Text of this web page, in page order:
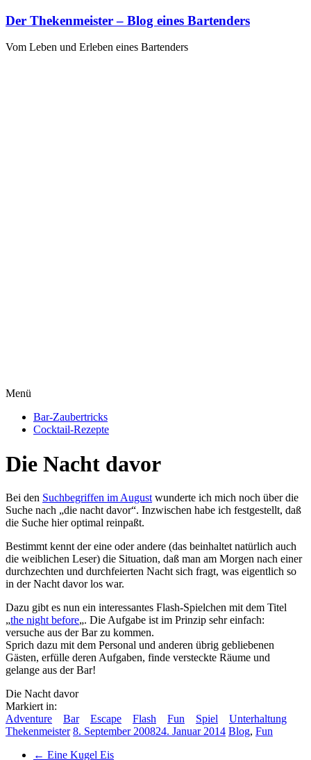
Zum
springen
Der Thekenmeister – Blog eines Bartenders
Vom Leben und Erleben eines Bartenders
Menü
Bar-Zaubertricks
Cocktail-Rezepte
Die Nacht davor
Bei den Suchbegriffen im August wunderte ich mich noch über die
Suche nach „die nacht davor“. Inzwischen habe ich festgestellt, daß
die Suche hier optimal reinpaßt.
Bestimmt kennt der eine oder andere (das beinhaltet natürlich auch
die weiblichen Leser) die Situation, daß man am Morgen nach einer
durchzechten und durchfeierten Nacht sich fragt, was eigentlich so
in der Nacht davor los war.
Dazu gibt es nun ein interessantes Flash-Spielchen mit dem Titel
„the night before„. Die Aufgabe ist im Prinzip sehr einfach:
versuche aus der Bar zu kommen.
Sprich dazu mit dem Personal und anderen übrig gebliebenen
Gästen, erfülle deren Aufgaben, finde versteckte Räume und
gelange aus der Bar!
Die Nacht davor
Markiert in:
Adventure
Bar Escape Flash Fun Spiel
Unterhaltung
Thekenmeister 8. September 200824. Januar 2014 Blog, Fun
← Eine Kugel Eis